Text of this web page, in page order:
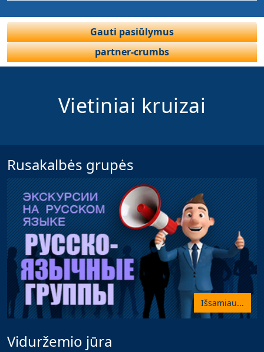
Gauti pasiūlymus
partner-crumbs
Vietiniai kruizai
Rusakalbės grupės
Išsamiau...
Viduržemio jūra